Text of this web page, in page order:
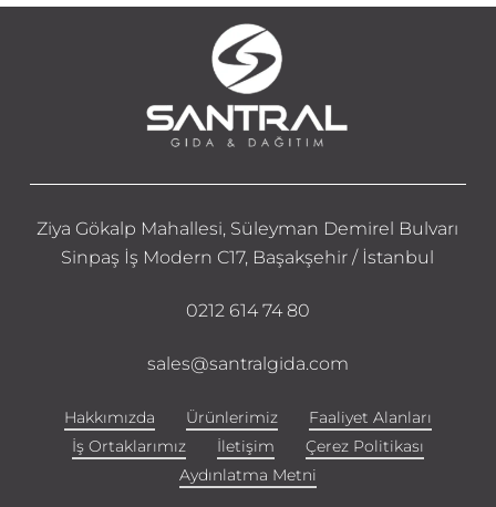
Ziya Gökalp Mahallesi, Süleyman Demirel Bulvarı
Sinpaş İş Modern C17, Başakşehir / İstanbul
0212 614 74 80
sales@santralgida.com
Hakkımızda Ürünlerimiz
Faaliyet Alanları
İş Ortaklarımız
İletişim
Çerez Politikası
Aydınlatma Metni